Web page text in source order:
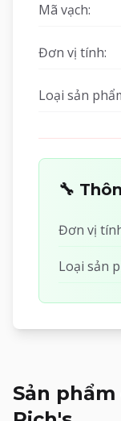
Mã vạch:
Đơn vị tính:
Loại sản
🔧
Đơn vị
Loại sản
Sản